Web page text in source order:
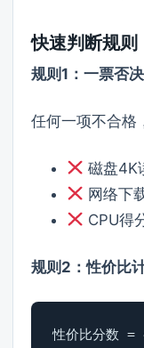
快速判断规则
规则1：一票否
任何一项不合格
磁盘4K
网络下
CPU得
规则2：性价比
性价比分数 =